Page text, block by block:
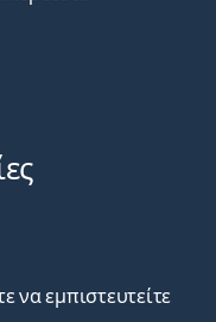
να εμπιστευτείτε